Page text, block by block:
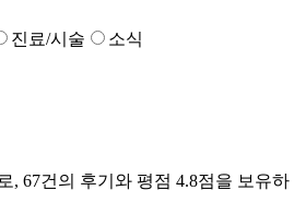
진료/시술 소식
, 67건의 후기와 평점 4.8점을 보유하